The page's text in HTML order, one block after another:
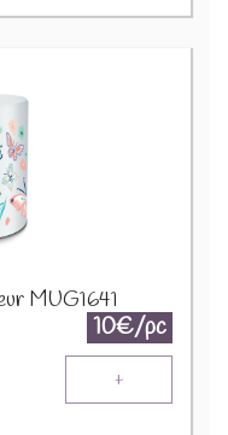
MUG1641
10€/pc
+